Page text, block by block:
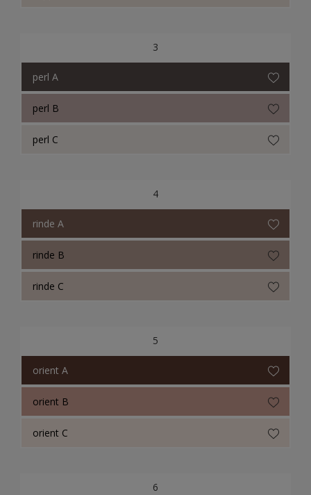
3
perl A
perl B
perl C
4
rinde A
rinde B
rinde C
5
orient A
orient B
orient C
6